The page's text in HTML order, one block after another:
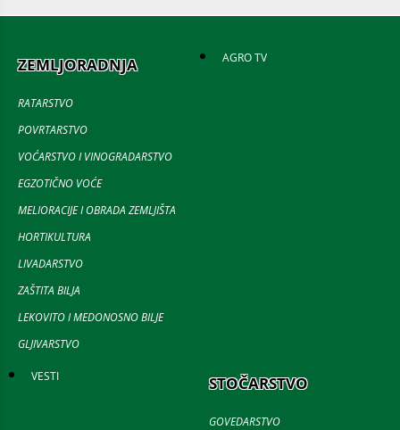
ZEMLJORADNJA
RATARSTVO
POVRTARSTVO
VOĆARSTVO I VINOGRADARSTVO
EGZOTIČNO VOĆE
MELIORACIJE I OBRADA ZEMLJIŠTA
HORTIKULTURA
LIVADARSTVO
ZAŠTITA BILJA
LEKOVITO I MEDONOSNO BILJE
GLJIVARSTVO
AGRO TV
VESTI STOČARSTVO
GOVEDARSTVO